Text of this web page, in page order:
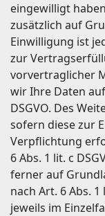
eingewilligt
zusätzlich auf
Einwilligung ist
zur
vorvertraglicher
wir Ihre Daten
DSGVO. Des
sofern diese zur
Verpflichtung
6 Abs. 1 lit. c
ferner auf
nach Art. 6 Abs.
jeweils im